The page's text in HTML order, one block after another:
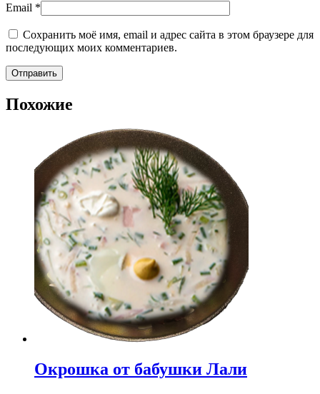
Email *
Сохранить моё имя, email и адрес сайта в этом браузере для
последующих моих комментариев.
Похожие
Окрошка от бабушки Лали